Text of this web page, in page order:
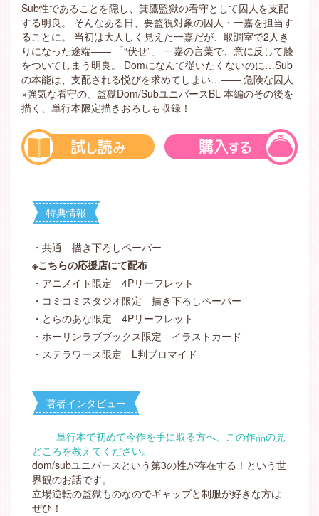
Sub性であることを隠し、箕鷹監獄の看守として囚人を支配
する明良。 そんなある日、要監視対象の囚人・一嘉を担当す
ることに。 当初は大人しく見えた一嘉だが、取調室で2人き
りになった途端―― 「“伏せ”」 一嘉の言葉で、意に反して膝
をついてしまう明良。 Domになんて従いたくないのに…Sub
の本能は、支配される悦びを求めてしまい…―― 危険な囚人
×強気な看守の、監獄Dom/SubユニバースBL 本編のその後を
描く、単行本限定描きおろしも収録！
特典情報
・共通 描き下ろしペーパー
※こちらの応援店にて配布
・アニメイト限定 4Pリーフレット
・コミコミスタジオ限定 描き下ろしペーパー
・とらのあな限定 4Pリーフレット
・ホーリンラブブックス限定 イラストカード
・ステラワース限定 L判ブロマイド
著者インタビュー
―――単行本で初めて今作を手に取る方へ、この作品の見
どころを教えてください。
dom/subユニバースという第3の性が存在する！という世
界観のお話です。
立場逆転の監獄ものなのでギャップと制服が好きな方は
ぜひ！